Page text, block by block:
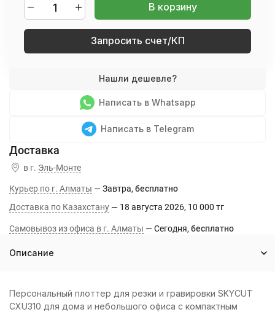
В корзину
Запросить счет/КП
Написать в Whatsapp
Написать в Telegram
в г. Эль-Монте
Курьер по г. Алматы Завтра
Бесплатно
Доставка по Казахстану
18 августа 2026 10 000 тг
Самовывоз из офиса в г. Алматы Сегодня Бесплатно
Описание
Персональный плоттер для резки и гравировки SKYCUT
CXU310 для дома и небольшого офиса с компактным